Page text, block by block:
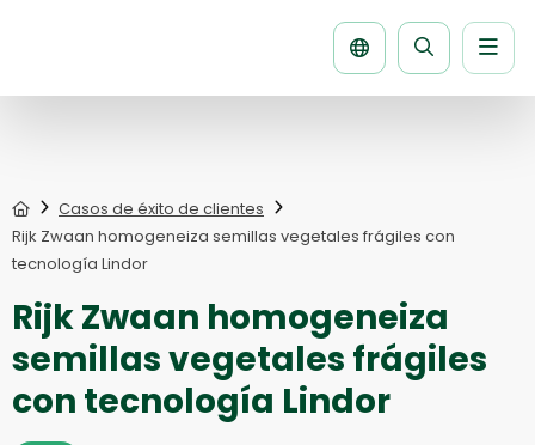
Buscar
HomeCasos de éxito de clientes
Rijk Zwaan homogeneiza semillas vegetales frágiles con
tecnología Lindor
Rijk Zwaan homogeneiza
semillas vegetales frágiles
con tecnología Lindor